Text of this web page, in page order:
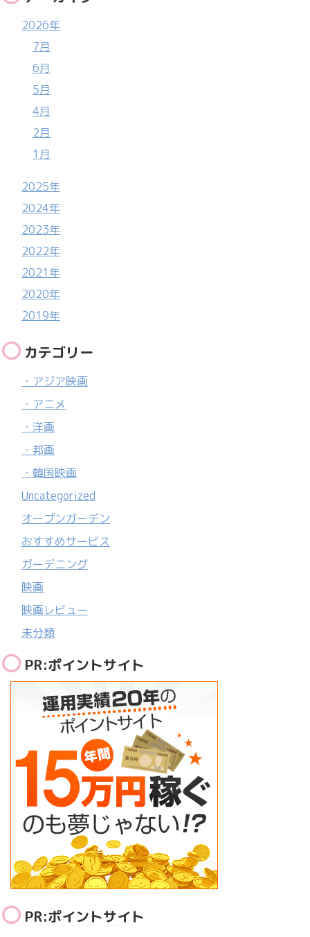
2026年
7月
6月
5月
4月
2月
1月
2025年
2024年
2023年
2022年
2021年
2020年
2019年
カテゴリー
・アジア映画
・アニメ
・洋画
・邦画
・韓国映画
Uncategorized
オープンガーデン
おすすめサービス
ガーデニング
映画
映画レビュー
未分類
PR:ポイントサイト
PR:ポイントサイト